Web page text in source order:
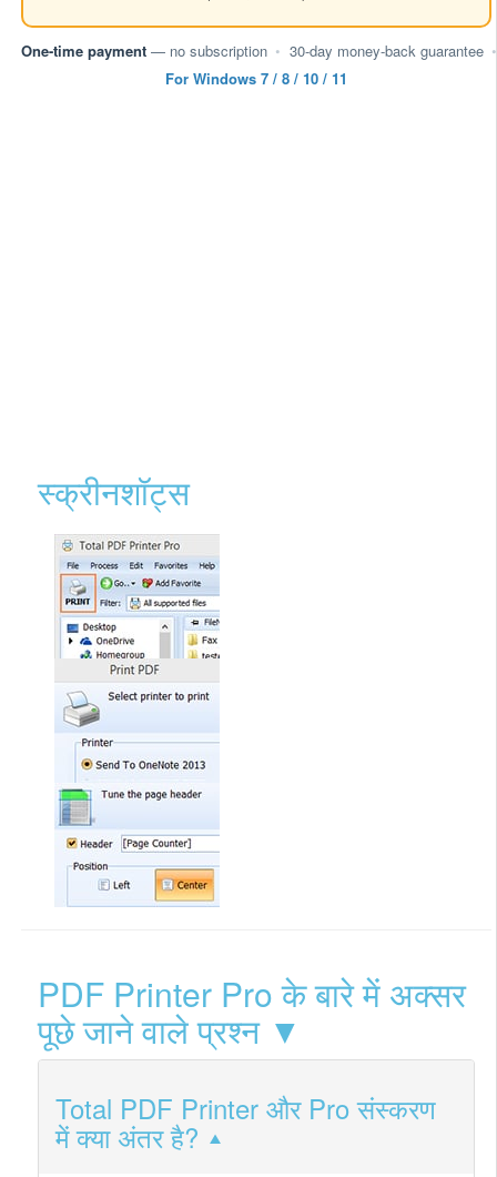
One-time payment — no subscription • 30-day money-back guarantee •
For Windows 7 / 8 / 10 / 11
स्क्रीनशॉट्स
PDF Printer Pro के बारे में अक्सर
पूछे जाने वाले प्रश्न ▼
Total PDF Printer और Pro संस्करण
में क्या अंतर है?